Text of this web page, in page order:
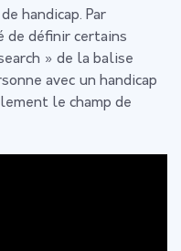
handicap. Par
de définir certains
» de la balise
avec un handicap
le champ de